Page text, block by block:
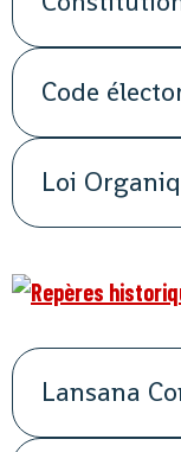
Code
Loi
Lansana